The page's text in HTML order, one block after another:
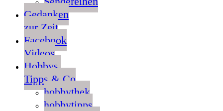
Gedanken
zur Zeit
Facebook
Videos
Hobbys,
Tipps & Co
hobbythek
hobbytipps